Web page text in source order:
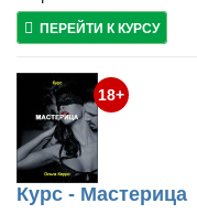
ПЕРЕЙТИ К КУРСУ
18+
Курс - Мастерица